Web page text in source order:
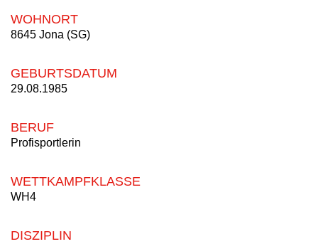
WOHNORT
8645 Jona (SG)
GEBURTSDATUM
29.08.1985
BERUF
Profisportlerin
WETTKAMPFKLASSE
WH4
DISZIPLIN